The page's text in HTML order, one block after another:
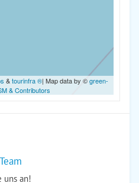
&tourinfra ®| Map data by ©green-
& Contributors
uns an!